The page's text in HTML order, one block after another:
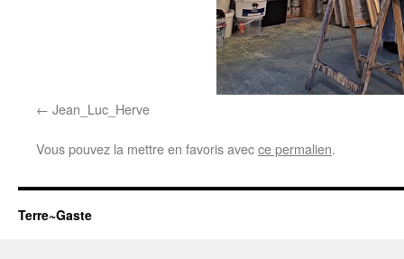
Jean_Luc_Herve
Vous pouvez la mettre en favoris avecce permalien.
Terre~Gaste